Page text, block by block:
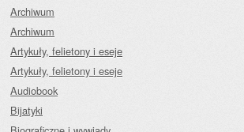
Archiwum
Archiwum
Artykuły, felietony i eseje
Artykuły, felietony i eseje
Audiobook
Bijatyki